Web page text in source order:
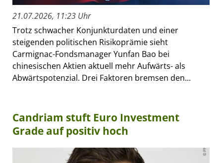
21.07.2026, 11:23 Uhr
Trotz schwacher Konjunkturdaten und einer
steigenden politischen Risikoprämie sieht
Carmignac-Fondsmanager Yunfan Bao bei
chinesischen Aktien aktuell mehr Aufwärts- als
Abwärtspotenzial. Drei Faktoren bremsen den...
Candriam stuft Euro Investment
Grade auf positiv hoch